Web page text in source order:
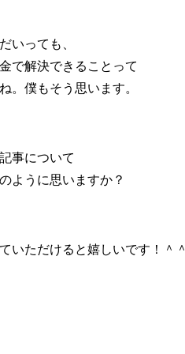
いっても、
で解決できることって
。僕もそう思います。
事について
ように思いますか？
いただけると嬉しいです！＾＾